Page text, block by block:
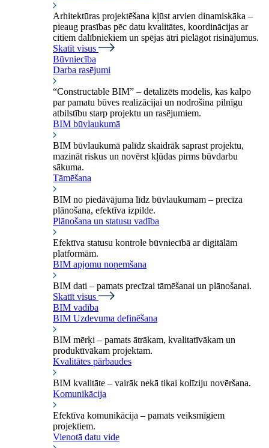
Arhitektūras projektēšana kļūst arvien dinamiskāka –
pieaug prasības pēc datu kvalitātes, koordinācijas ar
citiem dalībniekiem un spējas ātri pielāgot risinājumus.
Skatīt visus
Būvniecība
Darba rasējumi
“Constructable BIM” – detalizēts modelis, kas kalpo
par pamatu būves realizācijai un nodrošina pilnīgu
atbilstību starp projektu un rasējumiem.
BIM būvlaukumā
BIM būvlaukumā palīdz skaidrāk saprast projektu,
mazināt riskus un novērst kļūdas pirms būvdarbu
sākuma.
Tāmēšana
BIM no piedāvājuma līdz būvlaukumam – precīza
plānošana, efektīva izpilde.
Plānošana un statusu vadība
Efektīva statusu kontrole būvniecībā ar digitālām
platformām.
BIM apjomu noņemšana
BIM dati – pamats precīzai tāmēšanai un plānošanai.
Skatīt visus
BIM vadība
BIM Uzdevuma definēšana
BIM mērķi – pamats ātrākam, kvalitatīvākam un
produktīvākam projektam.
Kvalitātes pārbaudes
BIM kvalitāte – vairāk nekā tikai kolīziju novēršana.
Komunikācija
Efektīva komunikācija – pamats veiksmīgiem
projektiem.
Vienotā datu vide